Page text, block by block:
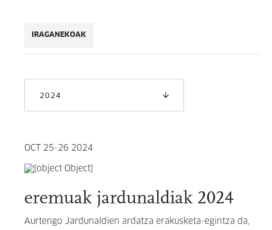
IRAGANEKOAK
2024
OCT 25-26 2024
eremuak jardunaldiak 2024
Aurtengo Jardunaldien ardatza erakusketa-egintza da,